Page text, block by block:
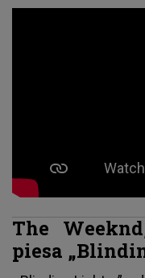
The
piesa